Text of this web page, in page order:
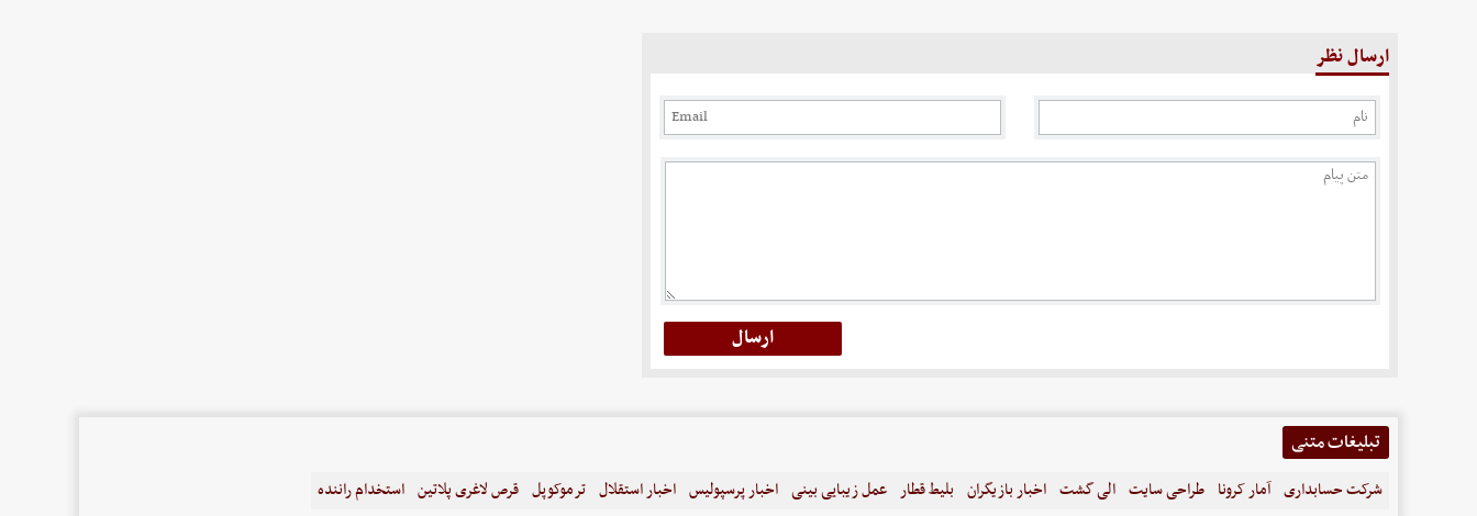
ارسال نظر
تبلیغات متنی
شرکت حسابداری آمار کرونا طراحی سایت الی گشت اخبار بازیگران بلیط قطار عمل زیبایی بینی اخبار پرسپولیس اخبار استقلال ترموکوپل قرص لاغری پلاتین استخدام راننده